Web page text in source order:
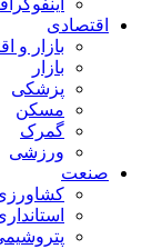
اقتصادی
بازار و
بازار
پزشکی
مسکن
گمرک
ورزشی
صنعت